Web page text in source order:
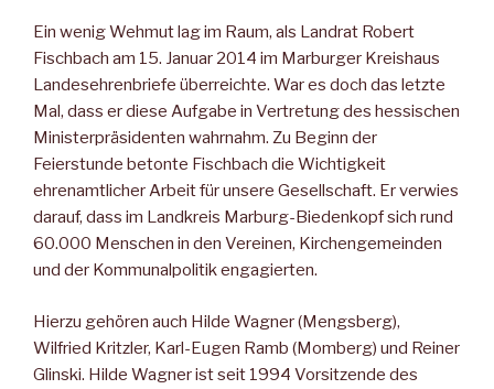
Ein wenig Wehmut lag im Raum, als Landrat Robert
Fischbach am 15. Januar 2014 im Marburger Kreishaus
Landesehrenbriefe überreichte. War es doch das letzte
Mal, dass er diese Aufgabe in Vertretung des hessischen
Ministerpräsidenten wahrnahm. Zu Beginn der
Feierstunde betonte Fischbach die Wichtigkeit
ehrenamtlicher Arbeit für unsere Gesellschaft. Er verwies
darauf, dass im Landkreis Marburg-Biedenkopf sich rund
60.000 Menschen in den Vereinen, Kirchengemeinden
und der Kommunalpolitik engagierten.
Hierzu gehören auch Hilde Wagner (Mengsberg),
Wilfried Kritzler, Karl-Eugen Ramb (Momberg) und Reiner
Glinski. Hilde Wagner ist seit 1994 Vorsitzende des